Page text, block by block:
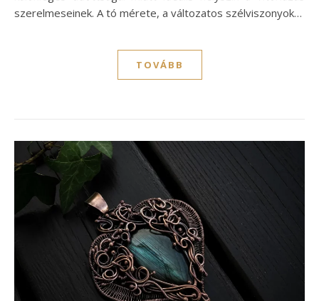
szerelmeseinek. A tó mérete, a változatos szélviszonyok…
TOVÁBB